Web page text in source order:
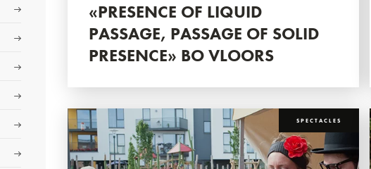
«PRESENCE OF LIQUID
PASSAGE, PASSAGE OF SOLID
PRESENCE» BO VLOORS
SPECTACLES